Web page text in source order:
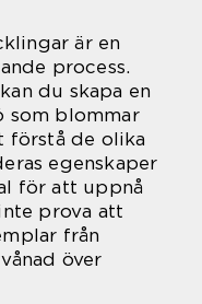
är en
process.
du skapa en
som blommar
förstå de olika
egenskaper
för att uppnå
prova att
från
över